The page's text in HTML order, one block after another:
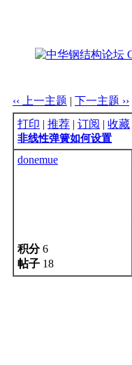
‹‹ 上一主题 | 下一主题 ››
打印 | 推荐 | 订阅 | 收藏
非线性弹簧如何设置
donemue
积分6
帖子 18